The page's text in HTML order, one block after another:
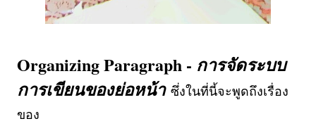
Organizing Paragraph - การจัดระบบ
การเขียนของย่อหน้า ซึ่งในที่นี้จะพูดถึงเรื่อง
ของ